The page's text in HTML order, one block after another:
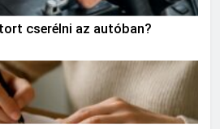
cserélni az autóban?